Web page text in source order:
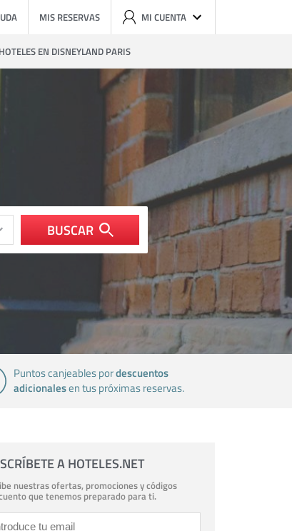
MIS RESERVAS MI CUENTA
HOTELES EN DISNEYLAND PARIS
BUSCAR
Puntos canjeables pordescuentos
adicionalesen tus próximas reservas.
A HOTELES.NET
nuestras ofertas, promociones y códigos
que tenemos preparado para ti.